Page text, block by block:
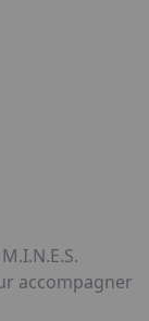
accompagner